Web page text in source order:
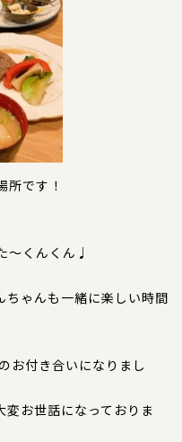
ート
所です！
～くんくん♩
ちゃんも一緒に楽しい時間
お付き合いになりまし
お世話になっておりま